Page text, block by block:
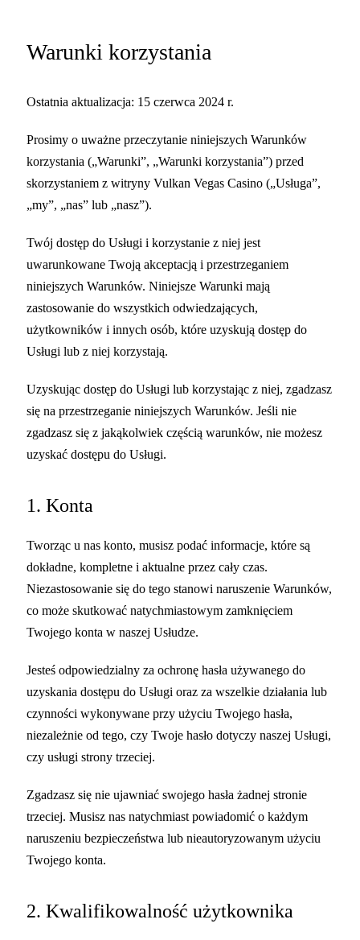
Warunki korzystania
Ostatnia aktualizacja: 15 czerwca 2024 r.
Prosimy o uważne przeczytanie niniejszych Warunków
korzystania („Warunki”, „Warunki korzystania”) przed
skorzystaniem z witryny Vulkan Vegas Casino („Usługa”,
„my”, „nas” lub „nasz”).
Twój dostęp do Usługi i korzystanie z niej jest
uwarunkowane Twoją akceptacją i przestrzeganiem
niniejszych Warunków. Niniejsze Warunki mają
zastosowanie do wszystkich odwiedzających,
użytkowników i innych osób, które uzyskują dostęp do
Usługi lub z niej korzystają.
Uzyskując dostęp do Usługi lub korzystając z niej, zgadzasz
się na przestrzeganie niniejszych Warunków. Jeśli nie
zgadzasz się z jakąkolwiek częścią warunków, nie możesz
uzyskać dostępu do Usługi.
1. Konta
Tworząc u nas konto, musisz podać informacje, które są
dokładne, kompletne i aktualne przez cały czas.
Niezastosowanie się do tego stanowi naruszenie Warunków,
co może skutkować natychmiastowym zamknięciem
Twojego konta w naszej Usłudze.
Jesteś odpowiedzialny za ochronę hasła używanego do
uzyskania dostępu do Usługi oraz za wszelkie działania lub
czynności wykonywane przy użyciu Twojego hasła,
niezależnie od tego, czy Twoje hasło dotyczy naszej Usługi,
czy usługi strony trzeciej.
Zgadzasz się nie ujawniać swojego hasła żadnej stronie
trzeciej. Musisz nas natychmiast powiadomić o każdym
naruszeniu bezpieczeństwa lub nieautoryzowanym użyciu
Twojego konta.
2. Kwalifikowalność użytkownika